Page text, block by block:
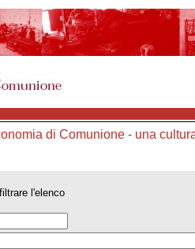
di Comunione - una
l'elenco